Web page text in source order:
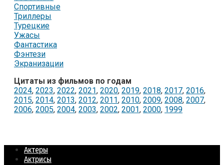
Спортивные
Триллеры
Турецкие
Ужасы
Фантастика
Фэнтези
Экранизации
Цитаты из фильмов по годам
2024, 2023, 2022, 2021, 2020, 2019, 2018, 2017, 2016,
2015, 2014, 2013, 2012, 2011, 2010, 2009, 2008, 2007,
2006, 2005, 2004, 2003, 2002, 2001, 2000, 1999
Актеры
Актрисы